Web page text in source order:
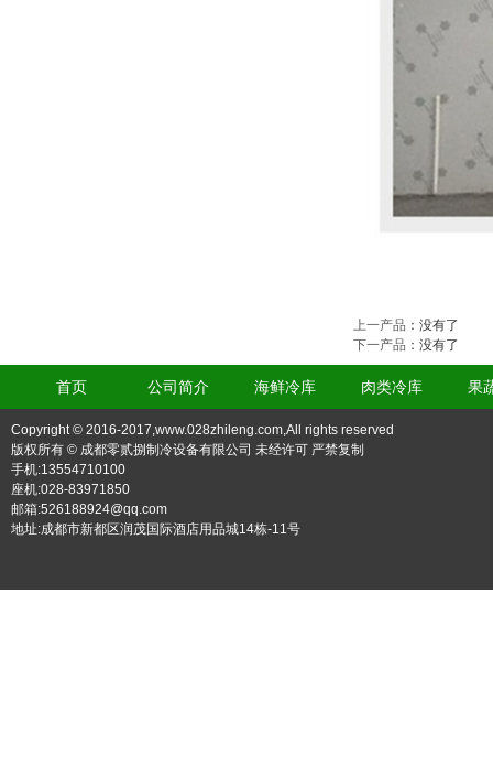
上一产品 ：没有了
下一产品 ：没有了
首页 公司简介 海鲜冷库 肉类冷库 果
Copyright © 2016-2017,www.028zhileng.com,All rights reserved
版权所有 © 成都零贰捌制冷设备有限公司 未经许可 严禁复制
手机:13554710100
座机:028-83971850
邮箱:526188924@qq.com
地址:成都市新都区润茂国际酒店用品城14栋-11号